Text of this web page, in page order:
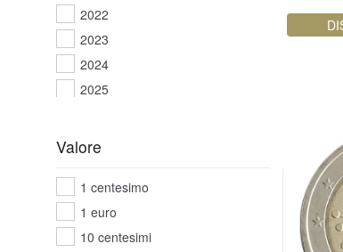
2022
2023
2024
2025
Valore
1 centesimo
1 euro
10 centesimi